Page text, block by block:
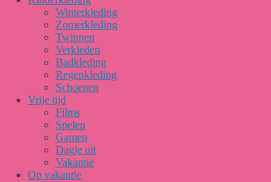
Winterkleding
Zomerkleding
Twinnen
Verkleden
Badkleding
Regenkleding
Schoenen
Vrije tijd
Films
Spelen
Gamen
Dagje uit
Vakantie
Op vakantie